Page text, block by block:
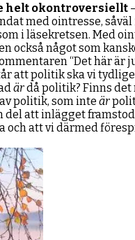
helt okontroversiellt
med ointresse, såväl
i läsekretsen. Med
också något som
“Det här är
att politik ska vi
ärdå politik? Finns det
politik, som inte är
del att inlägget
och att vi därmed